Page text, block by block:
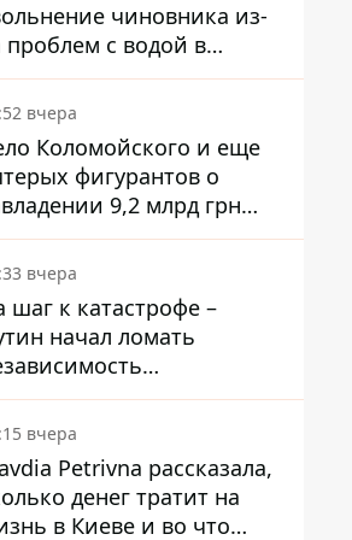
чиновника из-
проблем с водой в
вчера
Коломойского и еще
фигурантов о
9,2 млрд грн
направили в
вчера
шаг к катастрофе –
начал ломать
Центробанка,
снизить базовую
вчера
Petrivna рассказала,
денег тратит на
в Киеве и во что